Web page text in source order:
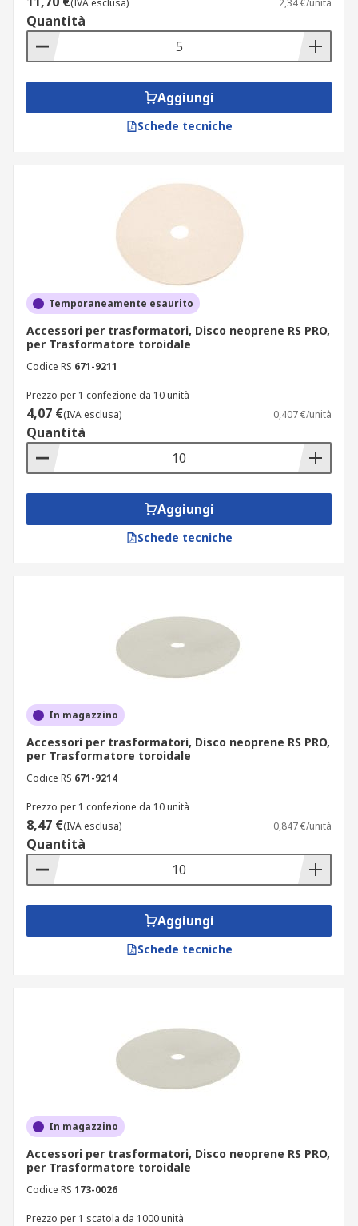
(IVA esclusa) 2,34 €/unità
Quantità
Aggiungi
Schede tecniche
Temporaneamente esaurito
Accessori per trasformatori, Disco neoprene RS PRO,
per Trasformatore toroidale
Codice RS 671-9211
Prezzo per 1 confezione da 10 unità
4,07 €(IVA esclusa) 0,407 €/unità
Quantità
Aggiungi
Schede tecniche
In magazzino
Accessori per trasformatori, Disco neoprene RS PRO,
per Trasformatore toroidale
Codice RS 671-9214
Prezzo per 1 confezione da 10 unità
8,47 €(IVA esclusa) 0,847 €/unità
Quantità
Aggiungi
Schede tecniche
In magazzino
Accessori per trasformatori, Disco neoprene RS PRO,
per Trasformatore toroidale
Codice RS 173-0026
Prezzo per 1 scatola da 1000 unità